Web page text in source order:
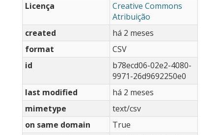
Licença
Creative Commons
Atribuição
created
há 2 meses
format
CSV
id
b78ecd06-02e2-4080-
9971-26d9692250e0
last modified
há 2 meses
mimetype
text/csv
on same domain
True